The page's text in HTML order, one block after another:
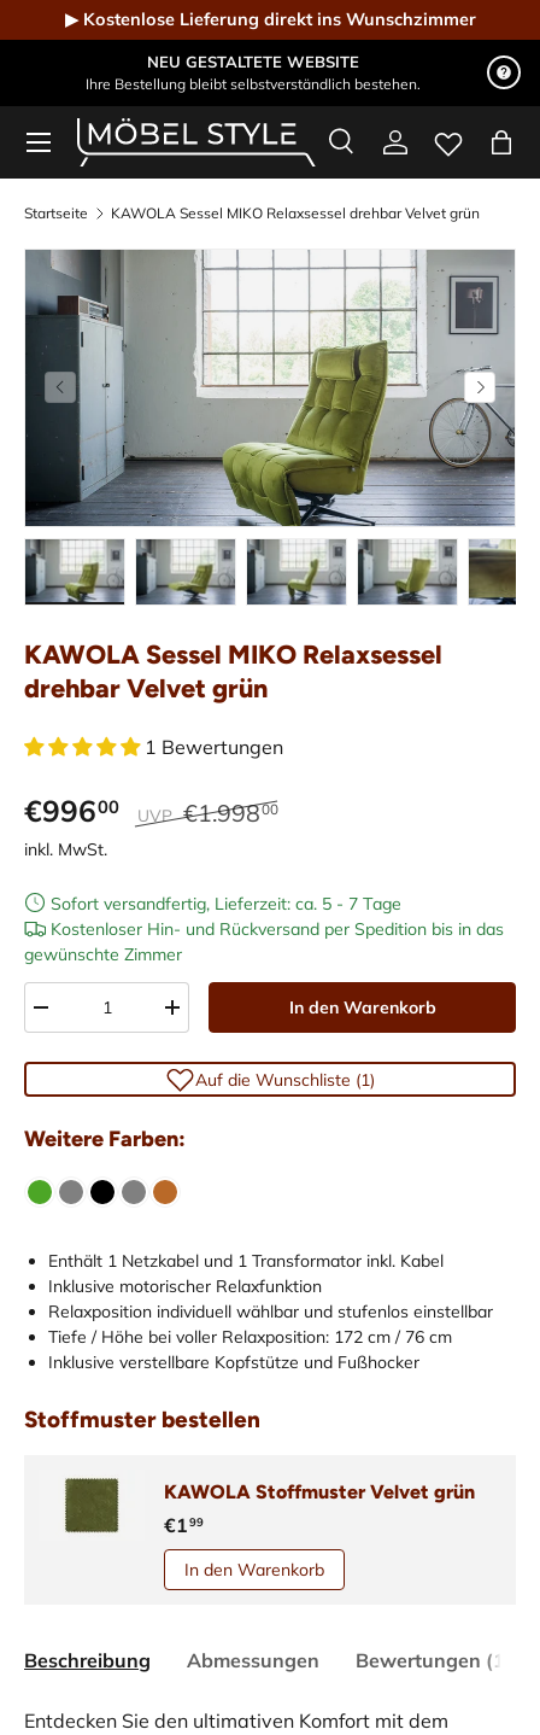
Direkt zum Inhalt
▶ Kostenlose Lieferung direkt ins Wunschzimmer
NEU GESTALTETE WEBSITE
Ihre Bestellung bleibt selbstverständlich bestehen.
Möbel Style - Der Online-Shop für Designmöbel
Suchen
SucheEinloggen
Menü
Startseite KAWOLA Sessel MIKO Relaxsessel drehbar Velvet grün
Vorherige Nächste
Bild 1 in Galerieansicht laden
Bild 2 in Galerieansicht laden
Bild 3 in Galerieansicht laden
Bild 4 in Bild 5
KAWOLA Sessel MIKO Relaxsessel
drehbar Velvet grün
1 Bewertungen
€99600 UVP €1.99800
inkl. MwSt.
Sofort versandfertig, Lieferzeit: ca. 5 - 7 Tage
Kostenloser Hin- und Rückversand per Spedition bis in das
gewünschte Zimmer
-
+ In den Warenkorb
Auf die Wunschliste (1)
Weitere Farben:
Enthält 1 Netzkabel und 1 Transformator inkl. Kabel
Inklusive motorischer Relaxfunktion
Relaxposition individuell wählbar und stufenlos einstellbar
Tiefe / Höhe bei voller Relaxposition: 172 cm / 76 cm
Inklusive verstellbare Kopfstütze und Fußhocker
Stoffmuster bestellen
KAWOLA Stoffmuster Velvet grün
€199
In den Warenkorb
Beschreibung Abmessungen Bewertungen (1)
Entdecken Sie den ultimativen Komfort mit dem